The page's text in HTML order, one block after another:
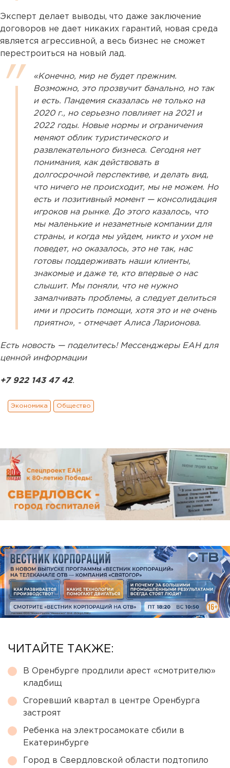
Эксперт делает выводы, что даже заключение
договоров не дает никаких гарантий, новая среда
является агрессивной, а весь бизнес не сможет
перестроиться на новый лад.
«Конечно, мир не будет прежним.
Возможно, это прозвучит банально, но так
и есть. Пандемия сказалась не только на
2020 г., но серьезно повлияет на 2021 и
2022 годы. Новые нормы и ограничения
меняют облик туристического и
развлекательного бизнеса. Сегодня нет
понимания, как действовать в
долгосрочной перспективе, и делать вид,
что ничего не происходит, мы не можем. Но
есть и позитивный момент — консолидация
игроков на рынке. До этого казалось, что
мы маленькие и незаметные компании для
страны, и когда мы уйдем, никто и ухом не
поведет, но оказалось, это не так, нас
готовы поддерживать наши клиенты,
знакомые и даже те, кто впервые о нас
слышит. Мы поняли, что не нужно
замалчивать проблемы, а следует делиться
ими и просить помощи, хотя это и не очень
приятно», - отмечает Алиса Ларионова.
Есть новость — поделитесь! Мессенджеры ЕАН для
ценной информации
+7 922 143 47 42.
Экономика Общество
ЧИТАЙТЕ ТАКЖЕ:
В Оренбурге продлили арест «смотрителю»
кладбищ
Сгоревший квартал в центре Оренбурга
застроят
Ребенка на электросамокате сбили в
Екатеринбурге
Город в Свердловской области подтопило